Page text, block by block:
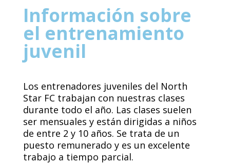
Información sobre
el entrenamiento
juvenil
Los entrenadores juveniles del North
Star FC trabajan con nuestras clases
durante todo el año. Las clases suelen
ser mensuales y están dirigidas a niños
de entre 2 y 10 años. Se trata de un
puesto remunerado y es un excelente
trabajo a tiempo parcial.